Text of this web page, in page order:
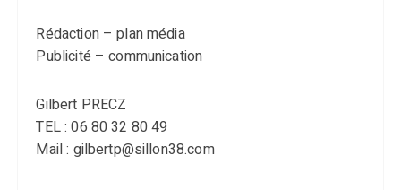
Rédaction – plan média
Publicité – communication
Gilbert PRECZ
TEL : 06 80 32 80 49
Mail : gilbertp@sillon38.com